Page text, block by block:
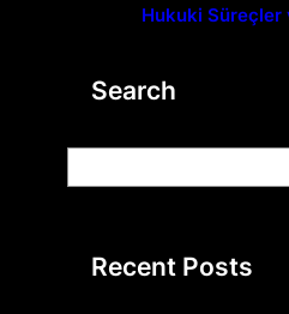
Hukuki Süreçler
Search
e
Recent Posts